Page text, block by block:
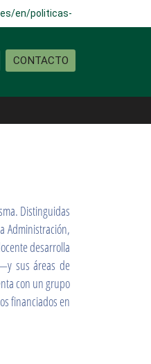
en/politicas-
CONTACTO
Distinguidas
Administración,
desarrolla
sus áreas de
con un grupo
financiados en